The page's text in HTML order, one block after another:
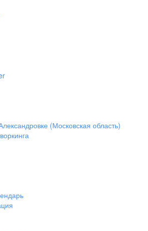
(Московская область)